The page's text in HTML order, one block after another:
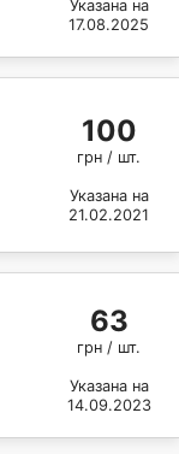
Указана на
17.08.2025
100
грн / шт.
Указана на
21.02.2021
63
грн / шт.
Указана на
14.09.2023